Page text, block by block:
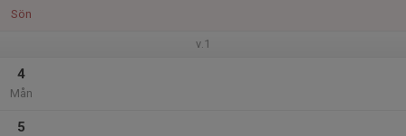
Sön
v.1
4
Mån
5